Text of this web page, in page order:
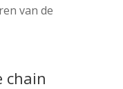
van de
chain